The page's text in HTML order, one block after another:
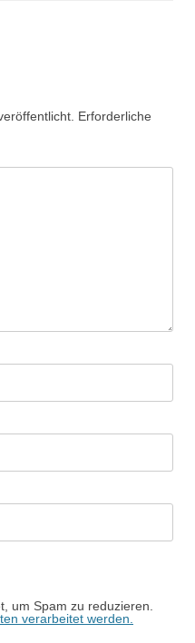
Erforderliche
um Spam zu reduzieren.
verarbeitet werden.